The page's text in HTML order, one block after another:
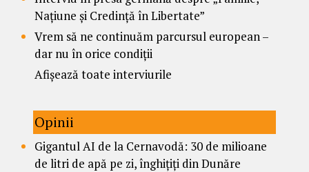
Națiune și Credință în Libertate”
Vrem să ne continuăm parcursul european –
dar nu în orice condiții
Afișează toate interviurile
Opinii
Gigantul AI de la Cernavodă: 30 de milioane
de litri de apă pe zi, înghițiți din Dunăre